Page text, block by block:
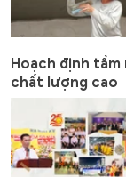
Hoạch định
chất lượng cao